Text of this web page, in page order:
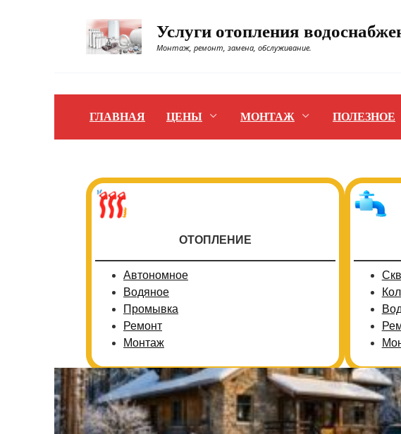
Услуги отопления
Монтаж, ремонт, замена, обслуживание.
ГЛАВНАЯ ЦЕНЫ МОНТАЖ ПОЛЕЗНОЕ
ОТОПЛЕНИЕ
Автономное
Водяное
Промывка
Ремонт
Монтаж